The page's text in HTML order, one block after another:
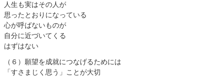
人生も実はその人が
思ったとおりになっている
心が呼ばないものが
自分に近づいてくる
はずはないㅤ ㅤㅤ
（６）ㅤ願望を成就につなげるためには
「すさまじく思う」ことが大切